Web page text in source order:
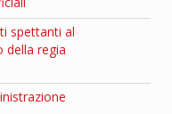
spettanti al
della regia